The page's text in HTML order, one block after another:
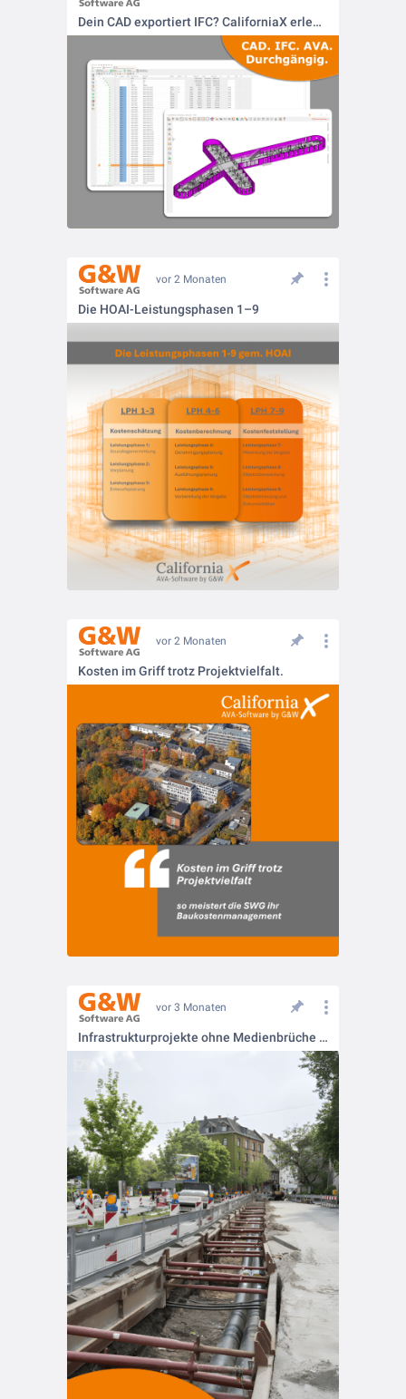
Dein CAD exportiert IFC? CaliforniaX erledigt den Rest.
vor 2 Monaten
Die HOAI-Leistungsphasen 1–9
vor 2 Monaten
Kosten im Griff trotz Projektvielfalt.
vor 3 Monaten
Infrastrukturprojekte ohne Medienbrüche – so geht’s.